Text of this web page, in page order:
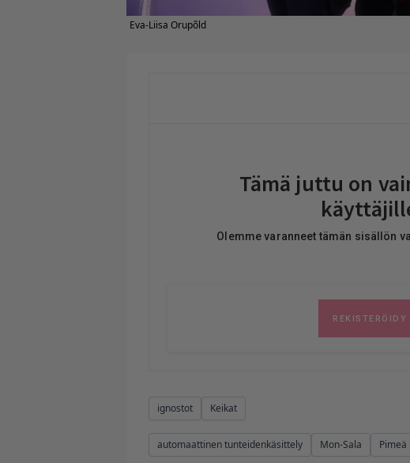
Eva-Liisa Orupõld
ignostot Keikat
automaattinen tunteidenkäsittely Mon-Sala Pimeä